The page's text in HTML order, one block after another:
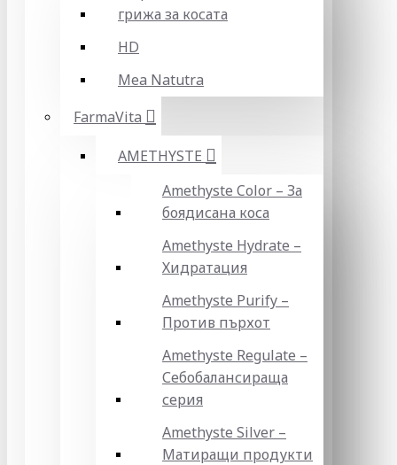
грижа за косата
HD
Mea Natutra
FarmaVita
AMETHYSTE
Amethyste Color – За
боядисана коса
Amethyste Hydrate –
Хидратация
Amethyste Purify –
Против пърхот
Amethyste Regulate –
Себобалансираща
серия
Amethyste Silver –
Матиращи продукти